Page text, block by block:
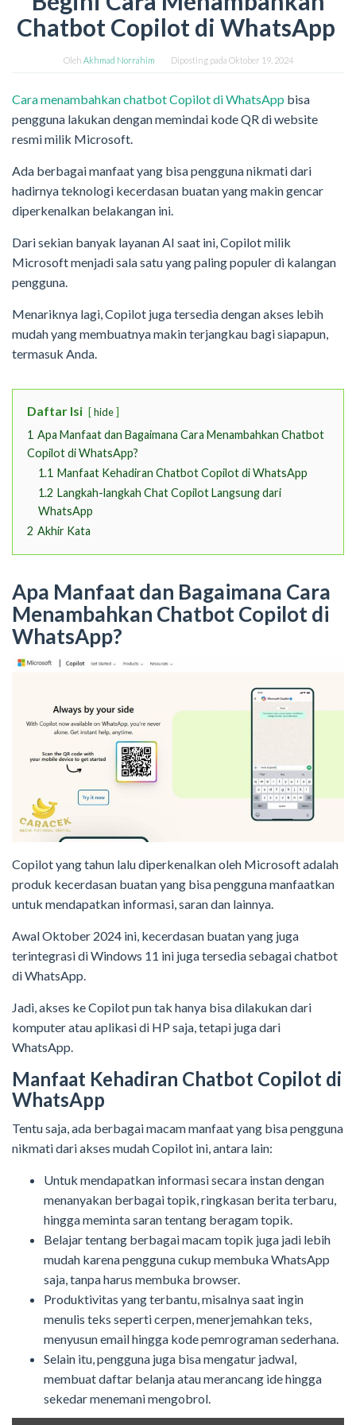
Chatbot Copilot di WhatsApp
Oleh Akhmad Norrahim Diposting pada Oktober 19, 2024
Cara menambahkan chatbot Copilot di WhatsApp bisa
pengguna lakukan dengan memindai kode QR di website
resmi milik Microsoft.
Ada berbagai manfaat yang bisa pengguna nikmati dari
hadirnya teknologi kecerdasan buatan yang makin gencar
diperkenalkan belakangan ini.
Dari sekian banyak layanan AI saat ini, Copilot milik
Microsoft menjadi sala satu yang paling populer di kalangan
pengguna.
Menariknya lagi, Copilot juga tersedia dengan akses lebih
mudah yang membuatnya makin terjangkau bagi siapapun,
termasuk Anda.
Daftar Isi hide
1 Apa Manfaat dan Bagaimana Cara Menambahkan Chatbot
Copilot di WhatsApp?
1.1 Manfaat Kehadiran Chatbot Copilot di WhatsApp
1.2 Langkah-langkah Chat Copilot Langsung dari
WhatsApp
2 Akhir Kata
Apa Manfaat dan Bagaimana Cara
Menambahkan Chatbot Copilot di
WhatsApp?
Copilot yang tahun lalu diperkenalkan oleh Microsoft adalah
produk kecerdasan buatan yang bisa pengguna manfaatkan
untuk mendapatkan informasi, saran dan lainnya.
Awal Oktober 2024 ini, kecerdasan buatan yang juga
terintegrasi di Windows 11 ini juga tersedia sebagai chatbot
di WhatsApp.
Jadi, akses ke Copilot pun tak hanya bisa dilakukan dari
komputer atau aplikasi di HP saja, tetapi juga dari
WhatsApp.
Manfaat Kehadiran Chatbot Copilot di
WhatsApp
Tentu saja, ada berbagai macam manfaat yang bisa pengguna
nikmati dari akses mudah Copilot ini, antara lain:
Untuk mendapatkan informasi secara instan dengan
menanyakan berbagai topik, ringkasan berita terbaru,
hingga meminta saran tentang beragam topik.
Belajar tentang berbagai macam topik juga jadi lebih
mudah karena pengguna cukup membuka WhatsApp
saja, tanpa harus membuka browser.
Produktivitas yang terbantu, misalnya saat ingin
menulis teks seperti cerpen, menerjemahkan teks,
menyusun email hingga kode pemrograman sederhana.
Selain itu, pengguna juga bisa mengatur jadwal,
membuat daftar belanja atau merancang ide hingga
sekedar menemani mengobrol.